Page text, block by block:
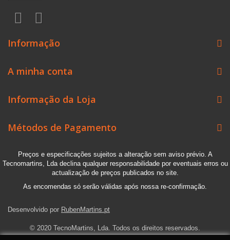
Informação
A minha conta
Informação da Loja
Métodos de Pagamento
Preços e especificações sujeitos a alteração sem aviso prévio. A
Tecnomartins, Lda declina qualquer responsabilidade por eventuais erros ou
actualização de preços publicados no site.
As encomendas só serão válidas após nossa re-confirmação.
Desenvolvido por RubenMartins.pt
© 2020 TecnoMartins, Lda. Todos os direitos reservados.